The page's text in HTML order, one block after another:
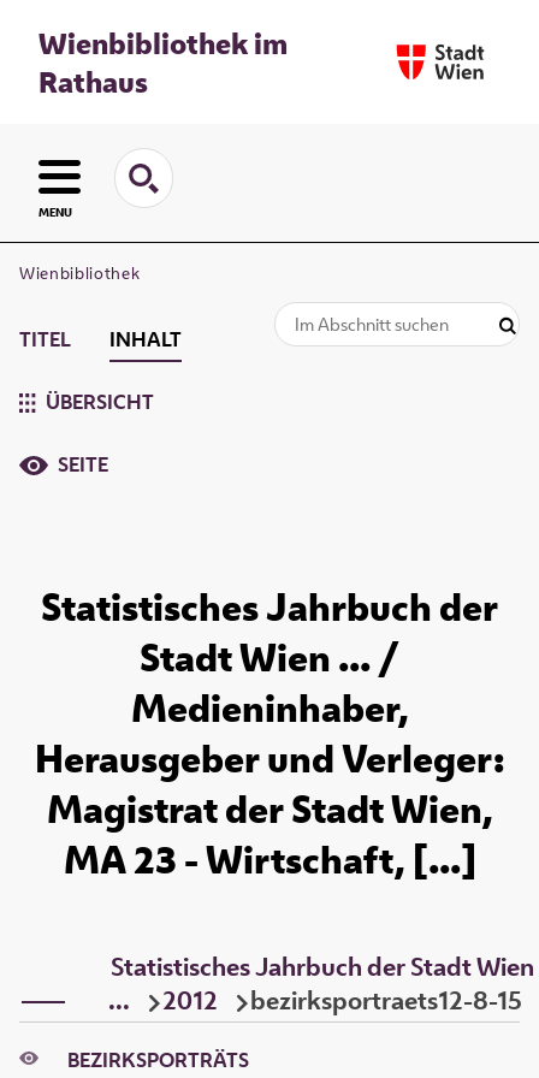
Wienbibliothek im
Rathaus
MENU
Wienbibliothek
TITEL INHALT
ÜBERSICHT
SEITE
Statistisches Jahrbuch der
Stadt Wien ... /
Medieninhaber,
Herausgeber und Verleger:
Magistrat der Stadt Wien,
MA 23 - Wirtschaft, [...]
Statistisches Jahrbuch der Stadt Wien
...
2012 bezirksportraets12-8-15
BEZIRKSPORTRÄTS